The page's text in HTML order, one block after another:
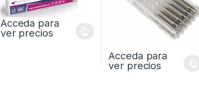
Acceda para
ver precios
Acceda para
ver precios